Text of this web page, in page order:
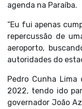
agenda na Paraíba.
“Eu fui apenas
repercussão de
aeroporto,
autoridades do
Pedro Cunha
2022, tendo ido
governador João